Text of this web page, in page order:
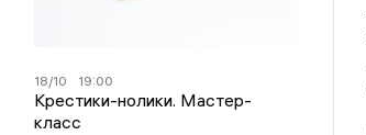
18/10 19:00
Крестики-нолики. Мастер-
класс